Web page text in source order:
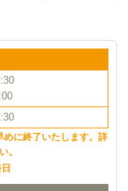
に終了いたします。詳
。